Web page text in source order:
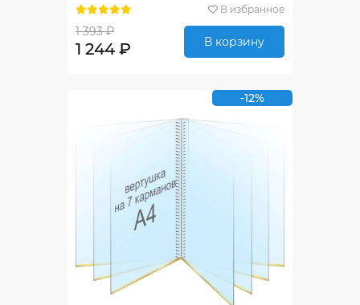
В избранное
1 393 ₽
1 244 ₽ В корзину
-12%